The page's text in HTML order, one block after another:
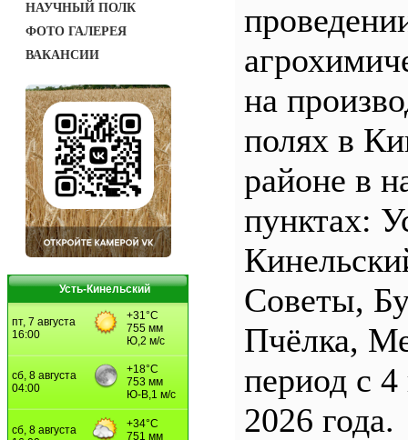
НАУЧНЫЙ ПОЛК
ФОТО ГАЛЕРЕЯ
ВАКАНСИИ
Усть-Кинельский
на
полях в
районе в
пунктах:
Советы,
Пчёлка,
период с 4
2026 года.